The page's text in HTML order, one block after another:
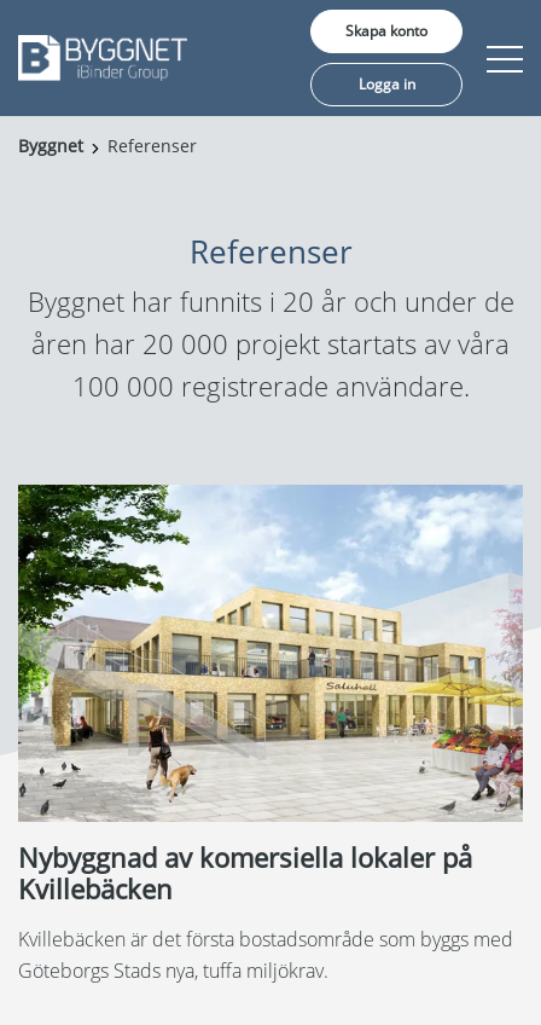
Om Byggnet
Referenser
English
Skapa konto
Logga in
Byggnet Referenser
Referenser
Byggnet har funnits i 20 år och under de
åren har 20 000 projekt startats av våra
100 000 registrerade användare.
Nybyggnad av komersiella lokaler på
Kvillebäcken
Kvillebäcken är det första bostadsområde som byggs med
Göteborgs Stads nya, tuffa miljökrav.